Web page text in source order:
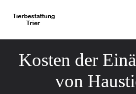
Skip to main content
Kosten der
von